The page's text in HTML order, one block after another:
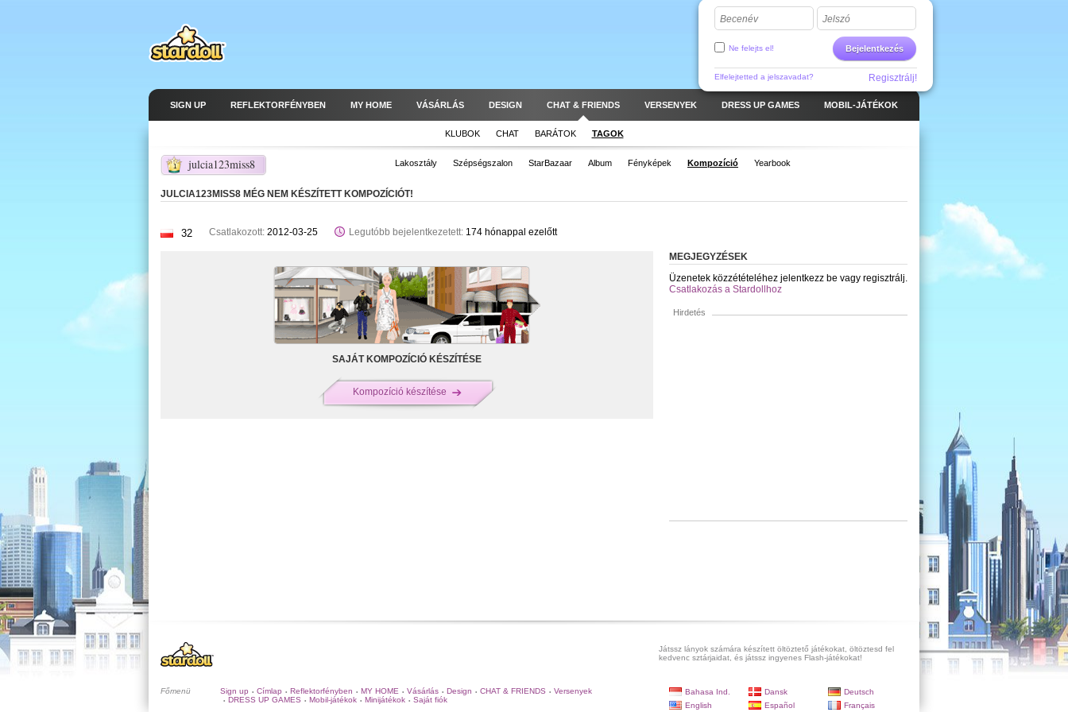
Becenév Jelszó
Bejelentkezés
Ne felejts el!
Elfelejtetted a jelszavadat? Regisztrálj!
SIGN UP REFLEKTORFÉNYBEN MY HOME VÁSÁRLÁS DESIGN CHAT & FRIENDS VERSENYEK DRESS UP GAMES MOBIL-JÁTÉKOK
KLUBOK CHAT BARÁTOK TAGOK
julcia123miss8
1 Lakosztály Szépségszalon StarBazaar Album Fényképek Kompozíció Yearbook
JULCIA123MISS8 MÉG NEM KÉSZÍTETT KOMPOZÍCIÓT!
32 Csatlakozott: 2012-03-25 Legutóbb bejelentkezetett: 174 hónappal ezelőtt
SAJÁT KOMPOZÍCIÓ KÉSZÍTÉSE
Kompozíció készítése
MEGJEGYZÉSEK
Üzenetek közzétételéhez jelentkezz be vagy regisztrálj.
Csatlakozás a Stardollhoz
Hirdetés
Játssz lányok számára készített öltöztető játékokat, öltöztesd fel
kedvenc sztárjaidat, és játssz ingyenes Flash-játékokat!
Főmenü Sign up • Címlap • Reflektorfényben • MY HOME • Vásárlás • Design • CHAT & FRIENDS • Versenyek
• DRESS UP GAMES • Mobil-játékok • Minijátékok • Saját fiók
Bahasa Ind. Dansk
Deutsch
English
Español Français